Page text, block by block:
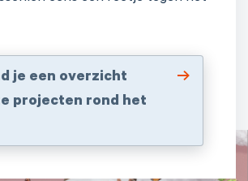
je een overzicht
projecten rond het